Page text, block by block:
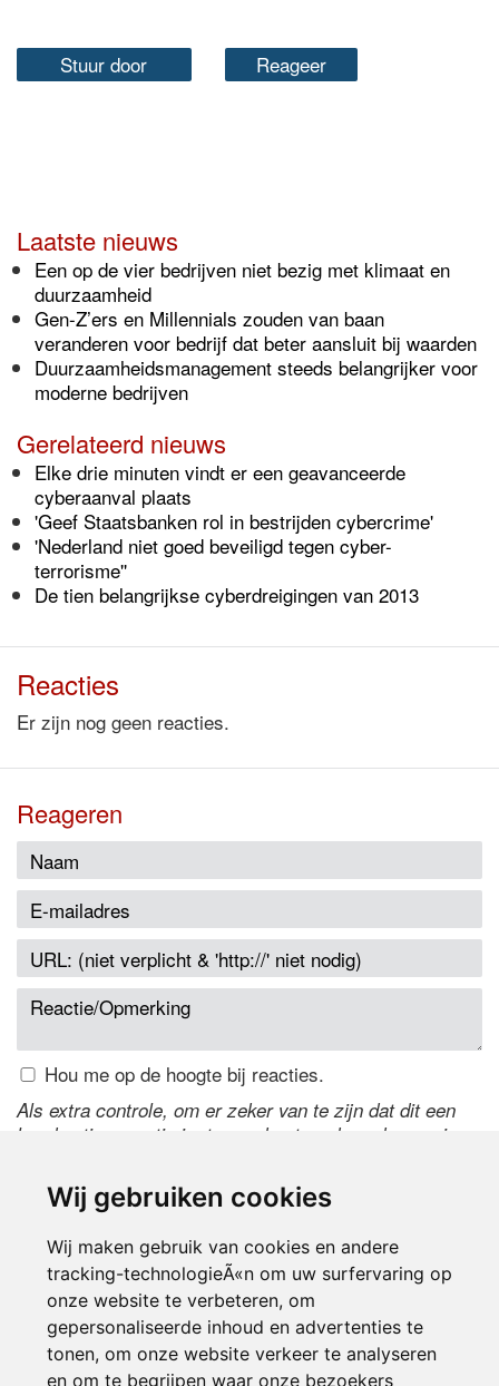
Wij gebruiken cookies
Wij maken gebruik van cookies en andere
tracking-technologieÃ«n om uw surfervaring op
onze website te verbeteren, om
gepersonaliseerde inhoud en advertenties te
tonen, om onze website verkeer te analyseren
en om te begrijpen waar onze bezoekers
Stuur door Reageer
Laatste nieuws
Een op de vier bedrijven niet bezig met klimaat en
duurzaamheid
Gen-Z’ers en Millennials zouden van baan
veranderen voor bedrijf dat beter aansluit bij waarden
Duurzaamheidsmanagement steeds belangrijker voor
moderne bedrijven
Gerelateerd nieuws
Elke drie minuten vindt er een geavanceerde
cyberaanval plaats
'Geef Staatsbanken rol in bestrijden cybercrime'
'Nederland niet goed beveiligd tegen cyber-
terrorisme''
De tien belangrijkse cyberdreigingen van 2013
Reacties
Er zijn nog geen reacties.
Reageren
Hou me op de hoogte bij reacties.
Als extra controle, om er zeker van te zijn dat dit een
handmatige reactie is, typ onderstaande code over in
de code te wijzigen.